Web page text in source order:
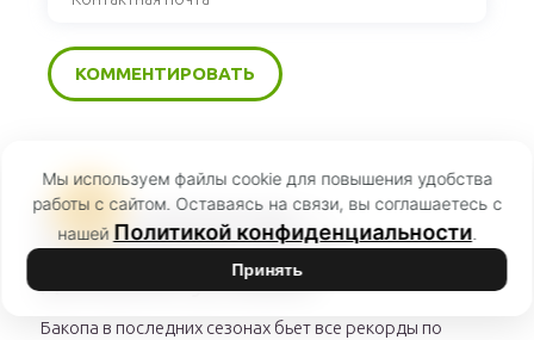
Бакопа ампельная —
выращивание и уход в
домашних условиях
Бакопа в последних сезонах бьет все рекорды по
Мы используем файлы cookie для повышения удобства
работы с сайтом. Оставаясь на связи, вы соглашаетесь с
нашей Политикой конфиденциальности.
Принять